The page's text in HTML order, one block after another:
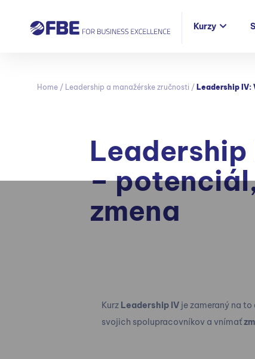
Kurzy
Home / Leadership a manažérske zručnosti / Leadership
Leadership
–
zmena
Kurz Leadership IV je zameraný na to
svojich spolupracovníkov a vnímať